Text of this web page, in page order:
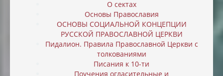
О сектах
Основы Православия
ОСНОВЫ СОЦИАЛЬНОЙ КОНЦЕПЦИИ
РУССКОЙ ПРАВОСЛАВНОЙ ЦЕРКВИ
Пидалион. Правила Православной Церкви с
толкованиями
Писания к 10-ти
Поучения огласительные и